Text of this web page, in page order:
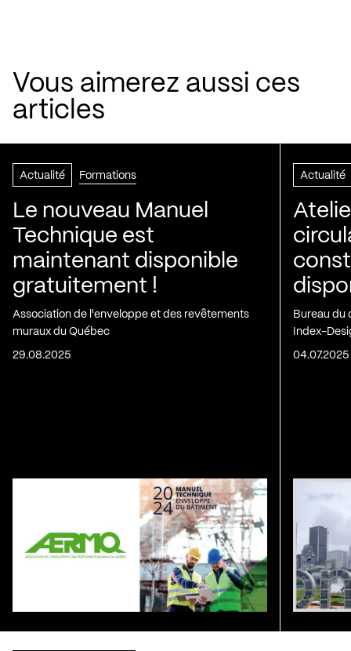
Vous aimerez aussi ces
articles
Actualité Formations
Le nouveau Manuel
Technique est
maintenant disponible
gratuitement !
Association de l'enveloppe et des revêtements
muraux du Québec
29.08.2025
Actualité
Bureau du
Index-
04.07.2025